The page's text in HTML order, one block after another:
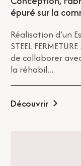
épuré sur la
Réalisation d’un
STEEL
de collaborer
la réhabil...
Découvrir